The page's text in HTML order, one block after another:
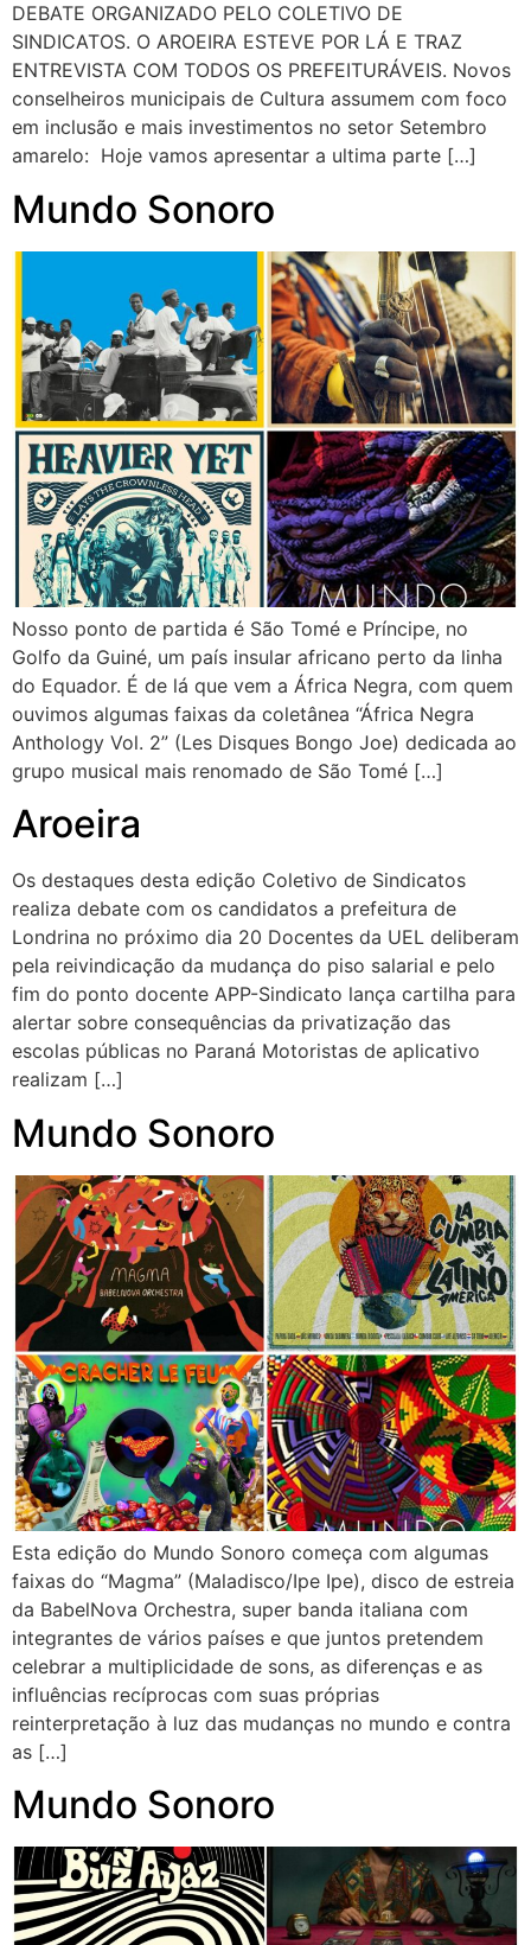
DEBATE ORGANIZADO PELO COLETIVO DE
SINDICATOS. O AROEIRA ESTEVE POR LÁ E TRAZ
ENTREVISTA COM TODOS OS PREFEITURÁVEIS. Novos
conselheiros municipais de Cultura assumem com foco
em inclusão e mais investimentos no setor Setembro
amarelo: Hoje vamos apresentar a ultima parte […]
Mundo Sonoro
Nosso ponto de partida é São Tomé e Príncipe, no
Golfo da Guiné, um país insular africano perto da linha
do Equador. É de lá que vem a África Negra, com quem
ouvimos algumas faixas da coletânea “África Negra
Anthology Vol. 2” (Les Disques Bongo Joe) dedicada ao
grupo musical mais renomado de São Tomé […]
Aroeira
Os destaques desta edição Coletivo de Sindicatos
realiza debate com os candidatos a prefeitura de
Londrina no próximo dia 20 Docentes da UEL deliberam
pela reivindicação da mudança do piso salarial e pelo
fim do ponto docente APP-Sindicato lança cartilha para
alertar sobre consequências da privatização das
escolas públicas no Paraná Motoristas de aplicativo
realizam […]
Mundo Sonoro
Esta edição do Mundo Sonoro começa com algumas
faixas do “Magma” (Maladisco/Ipe Ipe), disco de estreia
da BabelNova Orchestra, super banda italiana com
integrantes de vários países e que juntos pretendem
celebrar a multiplicidade de sons, as diferenças e as
influências recíprocas com suas próprias
reinterpretação à luz das mudanças no mundo e contra
as […]
Mundo Sonoro